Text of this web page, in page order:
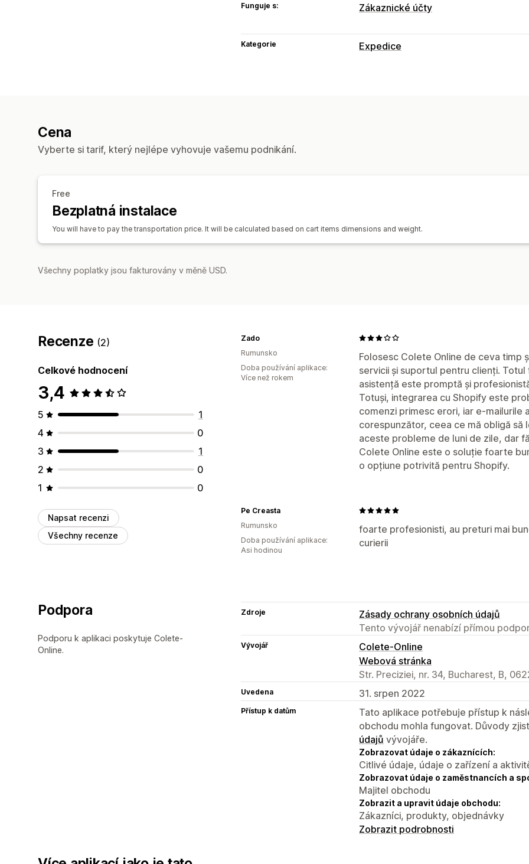
Funguje s: Zákaznické účty
Kategorie Expedice
Cena
Vyberte si tarif, který nejlépe vyhovuje vašemu podnikání.
Free
Bezplatná instalace
You will have to pay the transportation price. It will be calculated based on cart items dimensions and weight.
Všechny poplatky jsou fakturovány v měně USD.
Recenze (2)
Celkové hodnocení
3,4
5
1
4
0
3
1
2
0
1
0
Napsat recenzi
Všechny recenze
Folosesc Colete Online de ceva
servicii și suportul pentru clienți.
asistență este promptă și
Totuși, integrarea cu Shopify este
comenzi primesc erori, iar e-mailurile
corespunzător, ceea ce mă obligă să
aceste probleme de luni de zile, dar
Colete Online este o soluție foarte
o opțiune potrivită pentru Shopify.
Zado
Rumunsko
Doba používání aplikace:
Více než rokem
foarte profesionisti, au preturi mai
curierii
Pe Creasta
Rumunsko
Doba používání aplikace:
Asi hodinou
Podpora
Podporu k aplikaci poskytuje Colete-
Online.
Zdroje
Zásady ochrany osobních údajů
Tento vývojář nenabízí přímou
Vývojář
Colete-Online
Webová stránka
Str. Preciziei, nr. 34, Bucharest, B,
Uvedena 31. srpen 2022
Přístup k datům
Tato aplikace potřebuje přístup k
obchodu mohla fungovat. Důvody
údajů vývojáře.
Zobrazovat údaje o zákaznících:
Citlivé údaje, údaje o zařízení a
Zobrazovat údaje o zaměstnancích a
Majitel obchodu
Zobrazit a upravit údaje obchodu:
Zákazníci, produkty, objednávky
Zobrazit podrobnosti